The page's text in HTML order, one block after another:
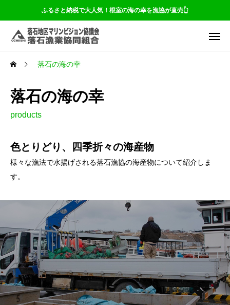
ふるさと納税で大人気！根室の海の幸を漁協が直売👆
落石の海の幸
落石の海の幸
products
色とりどり、四季折々の海産物
様々な漁法で水揚げされる落石漁協の海産物について紹介しま
す。